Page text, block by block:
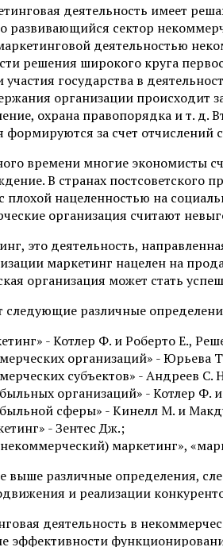
деятельность имеет
развивающийся сектор
деятельностью
решения широкого круга
участия государства в
организации происходит
охрана правопорядка и т. д.
формируются за счет
времени многие экономисты
В странах постсоветского
с плохой нацеленностью на
организация считают
это деятельность,
маркетинг нацелен на
организация может стать
различные
- Котлер Ф. и Роберто Е.,
организаций» - Юрьева
субъектов» - Андреев С.
организаций» - Котлер Ф.
сферы» - Кинелл М. и
- Зентес Дж.;
маркетинг»,
различные определения,
и реализации
деятельность в
эффективности